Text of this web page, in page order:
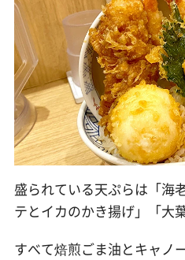
盛られている天ぷらは「海
テとイカのかき揚げ」「大
すべて焙煎ごま油とキャノ